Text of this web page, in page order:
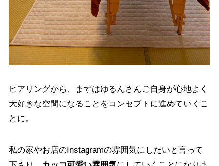
ヒアリングから、まずはゆるんさんご自身が心地よく
大好きな空間になることをコンセプトに進めていくこ
とに。
私の家やお店のInstagramの雰囲気にしたいと言って